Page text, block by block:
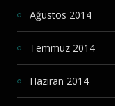
Ağustos 2014
Temmuz 2014
Haziran 2014